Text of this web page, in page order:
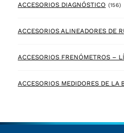
ACCESORIOS DIAGNÓSTICO (156)
ACCESORIOS ALINEADORES DE
ACCESORIOS FRENÓMETROS –
ACCESORIOS MEDIDORES DE LA